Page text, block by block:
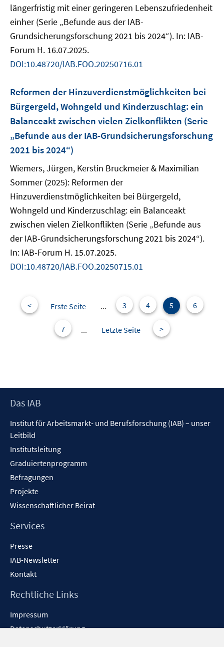
längerfristig mit einer geringeren Lebenszufriedenheit
einher (Serie „Befunde aus der IAB-
Grundsicherungsforschung 2021 bis 2024“). In: IAB-
Forum H. 16.07.2025.
DOI:10.48720/IAB.FOO.20250716.01
Reformen der Hinzuverdienstmöglichkeiten bei
Bürgergeld, Wohngeld und Kinderzuschlag: ein
Balanceakt zwischen vielen Zielkonflikten (Serie
„Befunde aus der IAB-Grundsicherungsforschung
2021 bis 2024“)
Wiemers, Jürgen, Kerstin Bruckmeier & Maximilian
Sommer (2025): Reformen der
Hinzuverdienstmöglichkeiten bei Bürgergeld,
Wohngeld und Kinderzuschlag: ein Balanceakt
zwischen vielen Zielkonflikten (Serie „Befunde aus
der IAB-Grundsicherungsforschung 2021 bis 2024“).
In: IAB-Forum H. 15.07.2025.
DOI:10.48720/IAB.FOO.20250715.01
< Erste Seite ... 3 4 5 6
7 ... Letzte Seite >
Footer
Das IAB
Institut für Arbeitsmarkt- und Berufsforschung (IAB) – unser
Leitbild
Institutsleitung
Graduiertenprogramm
Befragungen
Projekte
Wissenschaftlicher Beirat
Services
Presse
IAB-Newsletter
Kontakt
Rechtliche Links
Impressum
Datenschutzerklärung